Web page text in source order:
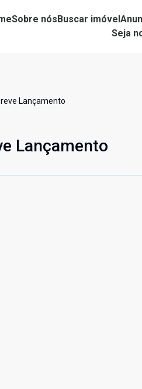
Sobre nósBuscar imóvel
Seja
Lançamento
Lançamento